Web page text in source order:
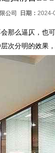
公司 日期： 2024-
那么逼仄，
次分明的效果，